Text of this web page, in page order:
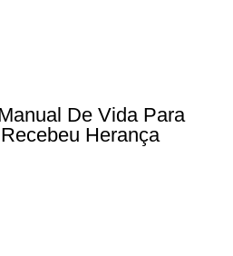
De Vida Para
Herança